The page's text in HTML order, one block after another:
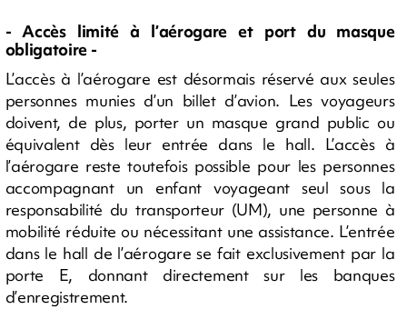
- Accès limité à l’aérogare et port du masque
obligatoire -
L’accès à l’aérogare est désormais réservé aux seules
personnes munies d’un billet d’avion. Les voyageurs
doivent, de plus, porter un masque grand public ou
équivalent dès leur entrée dans le hall. L’accès à
l’aérogare reste toutefois possible pour les personnes
accompagnant un enfant voyageant seul sous la
responsabilité du transporteur (UM), une personne à
mobilité réduite ou nécessitant une assistance. L’entrée
dans le hall de l’aérogare se fait exclusivement par la
porte E, donnant directement sur les banques
d’enregistrement.